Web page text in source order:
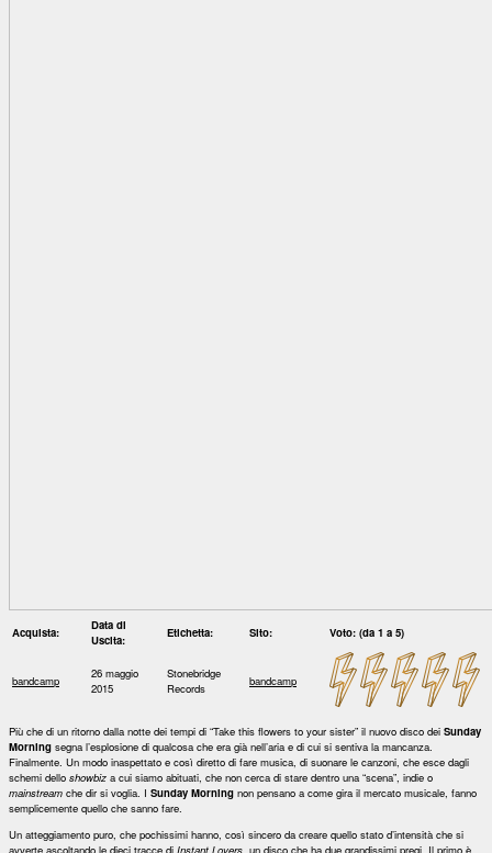
Acquista:
Data di
Uscita:
Etichetta: Sito: Voto: (da 1 a 5)
bandcamp
26 maggio
2015
Stonebridge
Records
bandcamp
Più che di un ritorno dalla notte dei tempi di “Take this flowers to your sister” il nuovo disco dei Sunday
Morning segna l’esplosione di qualcosa che era già nell’aria e di cui si sentiva la mancanza.
Finalmente. Un modo inaspettato e così diretto di fare musica, di suonare le canzoni, che esce dagli
schemi dello showbiz a cui siamo abituati, che non cerca di stare dentro una “scena”, indie o
mainstream che dir si voglia. I Sunday Morning non pensano a come gira il mercato musicale, fanno
semplicemente quello che sanno fare.
Un atteggiamento puro, che pochissimi hanno, così sincero da creare quello stato d’intensità che si
avverte ascoltando le dieci tracce di Instant Lovers , un disco che ha due grandissimi pregi. Il primo è